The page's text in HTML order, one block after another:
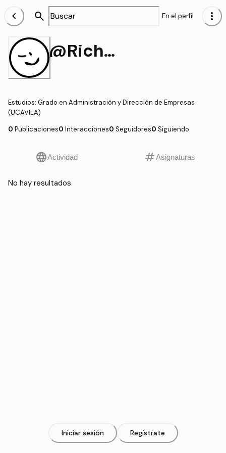
chevron_left search En el perfil more_vert
@Richard_I__Recalde
Estudios: Grado en Administración y Dirección de Empresas
(UCAVILA)
0 Publicaciones0 Interacciones0 Seguidores0 Siguiendo
languageActividad tagAsignaturas
No hay resultados
Iniciar sesión Regístrate